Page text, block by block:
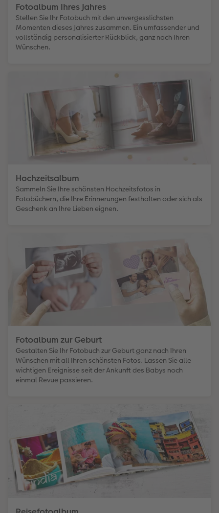
Fotoalbum Ihres Jahres
Stellen Sie Ihr Fotobuch mit den unvergesslichsten
Momenten dieses Jahres zusammen. Ein umfassender und
vollständig personalisierter Rückblick, ganz nach Ihren
Wünschen.
Hochzeitsalbum
Sammeln Sie Ihre schönsten Hochzeitsfotos in
Fotobüchern, die Ihre Erinnerungen festhalten oder sich als
Geschenk an Ihre Lieben eignen.
Fotoalbum zur Geburt
Gestalten Sie Ihr Fotobuch zur Geburt ganz nach Ihren
Wünschen mit all Ihren schönsten Fotos. Lassen Sie alle
wichtigen Ereignisse seit der Ankunft des Babys noch
einmal Revue passieren.